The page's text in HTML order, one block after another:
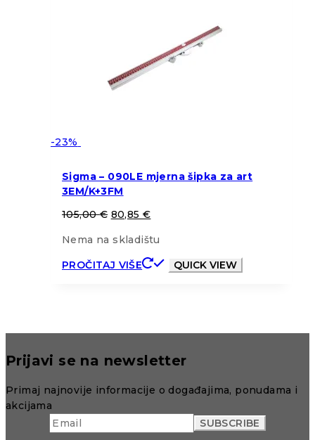
-23%
Sigma – 090LE mjerna šipka za art
3EM/K+3FM
105,00€ 80,85€
Nema na skladištu
PROČITAJ VIŠE
QUICK VIEW
Prijavi se na newsletter
Primaj najnovije informacije o događajima, ponudama i
akcijama